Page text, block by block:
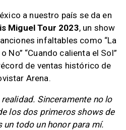
a nuestro país se da en
Miguel Tour 2023, un show
infaltables como “La
No” “Cuando calienta el Sol”
de ventas histórico de
Arena.
realidad. Sinceramente no lo
los dos primeros shows de
todo un honor para mí.